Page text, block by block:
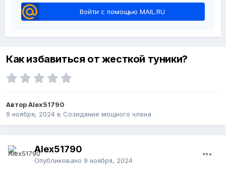
Войти с помощью MAIL.RU
Как избавиться от жесткой туники?
Автор Alex51790
9 ноября, 2024 в Созидание мощного члена
Alex51790
Опубликовано 9 ноября, 2024